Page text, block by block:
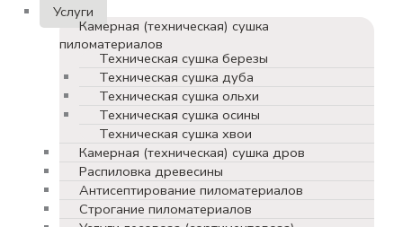
Услуги
Камерная (техническая) сушка
пиломатериалов
Техническая сушка березы
Техническая сушка дуба
Техническая сушка ольхи
Техническая сушка осины
Техническая сушка хвои
Камерная (техническая) сушка дров
Распиловка древесины
Антисептирование пиломатериалов
Строгание пиломатериалов